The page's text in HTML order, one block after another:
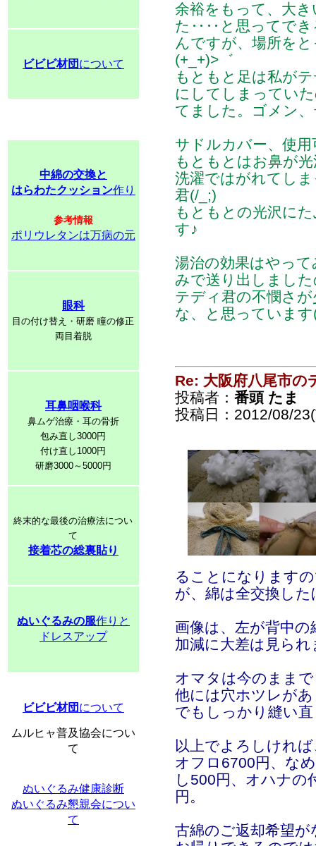
ビビビ材団 について
中綿の交換と
はらわたクッション作り
参考情報
ポリウレタンは万病の元
眼科
目の付け替え・研磨 瞳の修正
両目着脱
耳鼻咽喉科
鼻ムゲ治療・耳の骨折
包み直し3000円
付け直し1000円
研磨3000～5000円
終末的な最後の治療法につい
て
接着芯の総裏貼り
ぬいぐるみの服作りと
ドレスアップ
ビビビ材団 について
ムルヒャ普及協会につい
て
ぬいぐるみ健康診断
ぬいぐるみ懇親会につい
て
余裕をもって、大
た‥‥と思ってでき
んですが、場所を
(+_+)>゛
もともと足は私が
にしてしまってい
てました。ゴメン
サドルカバー、使
もともとはお鼻が
洗濯ではがれてし
君(/_;)
もともとの光沢に
す♪
湯治の効果はやっ
みで送り出しまし
テディ君の不憫さ
な、と思っています
Re: 大阪府八尾市の
投稿者： 番頭 たま
投稿日：2012/08/
ることになります
が、綿は全交換し
画像は、左が背中
加減に大差は見ら
オマタは今のまま
他には穴ホツレが
でもしっかり縫い
以上でよろしけれ
オフロ6700円、な
し500円、オハナの
円。
古綿のご返却希望